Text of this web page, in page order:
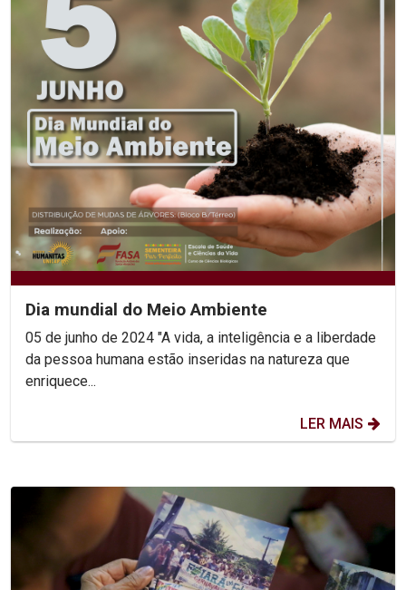
Dia mundial do Meio Ambiente
05 de junho de 2024 "A vida, a inteligência e a liberdade
da pessoa humana estão inseridas na natureza que
enriquece...
LER MAIS